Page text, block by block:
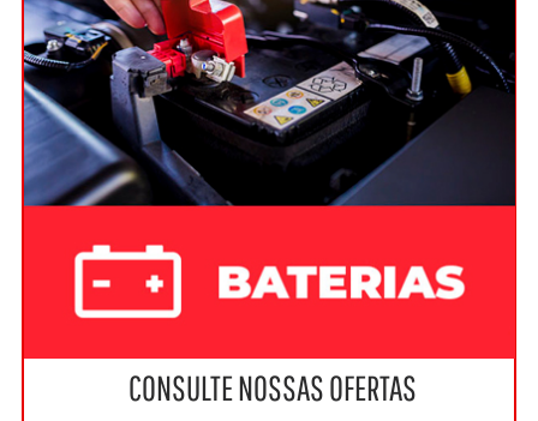
CONSULTE NOSSAS OFERTAS